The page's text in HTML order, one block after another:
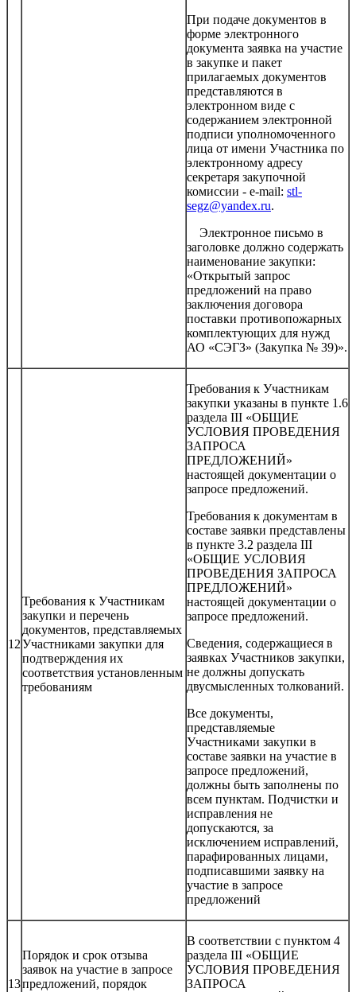
При подаче документов в
форме электронного
документа заявка на участие
в закупке и пакет
прилагаемых документов
представляются в
электронном виде с
содержанием электронной
подписи уполномоченного
лица от имени Участника по
электронному адресу
секретаря закупочной
комиссии - e-mail: stl-
segz@yandex.ru.
Электронное письмо в
заголовке должно содержать
наименование закупки:
«Открытый запрос
предложений на право
заключения договора
поставки противопожарных
комплектующих для нужд
АО «СЭГЗ» (Закупка № 39)».
12
Требования к Участникам
закупки и перечень
документов, представляемых
Участниками закупки для
подтверждения их
соответствия установленным
требованиям
Требования к Участникам
закупки указаны в пункте 1.6
раздела III «ОБЩИЕ
УСЛОВИЯ ПРОВЕДЕНИЯ
ЗАПРОСА
ПРЕДЛОЖЕНИЙ»
настоящей документации о
запросе предложений.
Требования к документам в
составе заявки представлены
в пункте 3.2 раздела III
«ОБЩИЕ УСЛОВИЯ
ПРОВЕДЕНИЯ ЗАПРОСА
ПРЕДЛОЖЕНИЙ»
настоящей документации о
запросе предложений.
Сведения, содержащиеся в
заявках Участников закупки,
не должны допускать
двусмысленных толкований.
Все документы,
представляемые
Участниками закупки в
составе заявки на участие в
запросе предложений,
должны быть заполнены по
всем пунктам. Подчистки и
исправления не
допускаются, за
исключением исправлений,
парафированных лицами,
подписавшими заявку на
участие в запросе
предложений
13
Порядок и срок отзыва
заявок на участие в запросе
предложений, порядок
В соответствии с пунктом 4
раздела III «ОБЩИЕ
УСЛОВИЯ ПРОВЕДЕНИЯ
ЗАПРОСА